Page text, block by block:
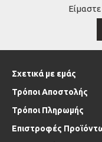
Σχετικά με εμάς
Τρόποι Αποστολής
Τρόποι Πληρωμής
Επιστροφές